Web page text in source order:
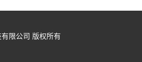
限公司 版权所有